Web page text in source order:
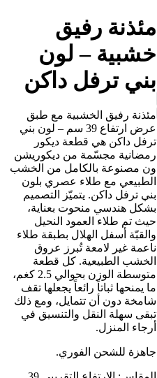
مئذنة رفيق
خشبية – لون
بني ترفل داكن
مئذنة رفيق الخشبية مع طبق
عرض ارتفاع 39 سم – لون بني
ترفل داكن هي قطعة ديكور
رمضانية مجسّمة من ديكوريشن
ون مصنوعة بالكامل من الخشب
الطبيعي مع طلاء عصري بلون
بني ترفل داكن. يتميّز التصميم
بشكل هندسي منحوت بعناية،
حيث تم طلاء العمود النحيل
والقبّة أسفل الهلال بطبقة طلاء
ناعمة غير لامعة تُبرز عروق
الخشب الطبيعية. كل قطعة
متوسطة الوزن بحوالي 2.5 كغم،
ما يمنحها ثباتاً رائعاً يجعلها تقف
شامخة دون أن تتمايل، ومع ذلك
تبقى سهلة النقل والتنسيق في
أرجاء المنزل.
جاهزة للشحن الفوري.